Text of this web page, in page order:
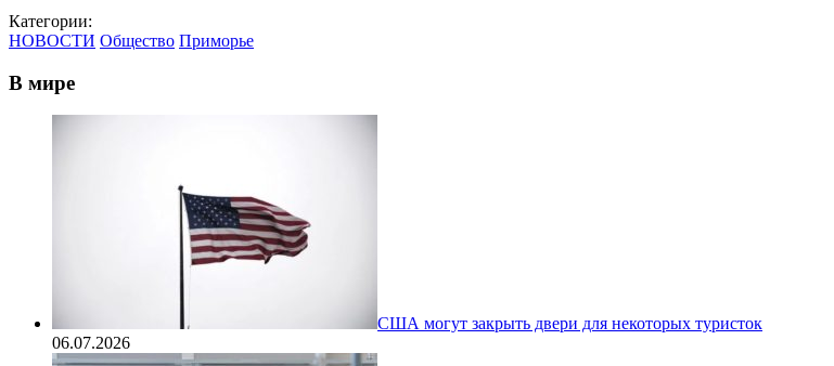
Категории:
НОВОСТИ Общество Приморье
В мире
США могут закрыть двери для некоторых туристок
06.07.2026